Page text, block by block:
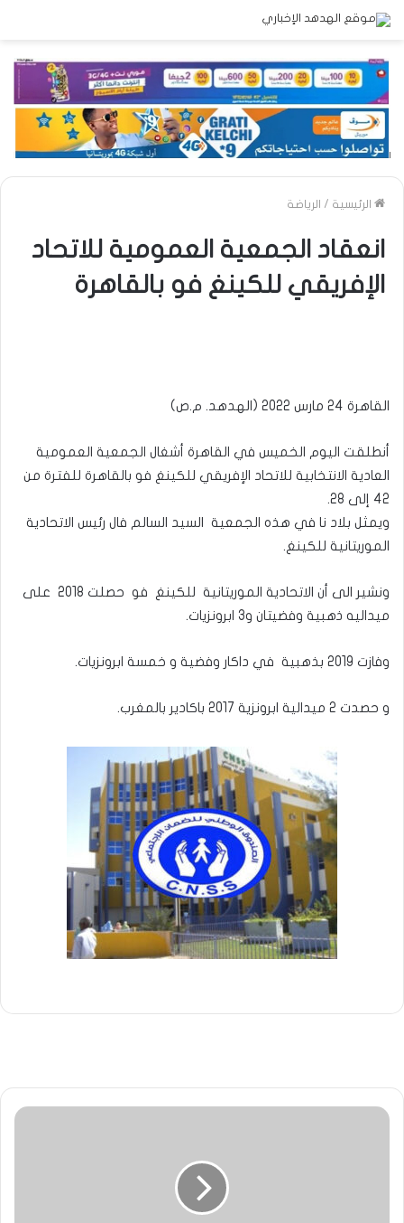
الرئيسية / الرياضة
انعقاد الجمعية العمومية للاتحاد
الإفريقي للكينغ فو بالقاهرة
القاهرة 24 مارس 2022 (الهدهد. م.ص)
أنطلقت اليوم الخميس في القاهرة أشغال الجمعية العمومية
العادية الانتخابية للاتحاد الإفريقي للكينغ فو بالقاهرة للفترة من
42 إلى 28.
ويمثل بلاد نا في هذه الجمعية السيد السالم فال رئيس الاتحادية
الموريتانية للكينغ.
ونشير الى أن الاتحادية الموريتانية للكينغ فو حصلت 2018 على
ميداليه ذهبية وفضيتان و3 ابرونزيات.
وفازت 2019 بذهبية في داكار وفضية و خمسة ابرونزيات.
و حصدت 2 ميدالية ابرونزية 2017 باكادير بالمغرب.